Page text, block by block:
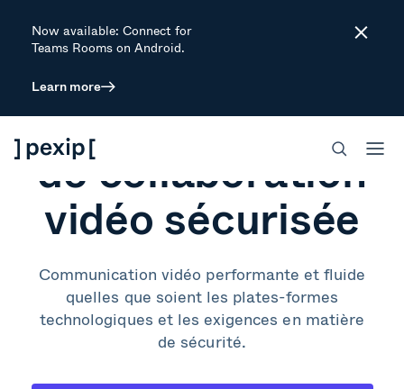
Now available: Connect for
Teams Rooms on Android.
Learn more
Close
La plateforme
de collaboration
vidéo sécurisée
Communication vidéo performante et fluide
quelles que soient les plates-formes
technologiques et les exigences en matière
de sécurité.